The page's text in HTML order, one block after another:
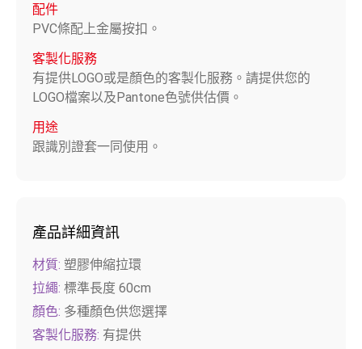
配件
PVC條配上金屬按扣。
客製化服務
有提供LOGO或是顏色的客製化服務。請提供您的
LOGO檔案以及Pantone色號供估價。
用途
跟識別證套一同使用。
產品詳細資訊
材質: 塑膠伸縮拉環
拉繩: 標準長度 60cm
顏色: 多種顏色供您選擇
客製化服務: 有提供